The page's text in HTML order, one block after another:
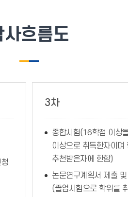
사흐름도
3차
종합시험(16학점 이상
이상으로 취득한자이며
추천받은자에 한함)
논문연구계획서 제출
(졸업시험으로 학위를